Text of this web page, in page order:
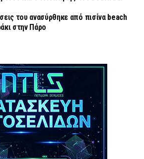
του ανασύρθηκε από πισίνα beach
στην Πάρο